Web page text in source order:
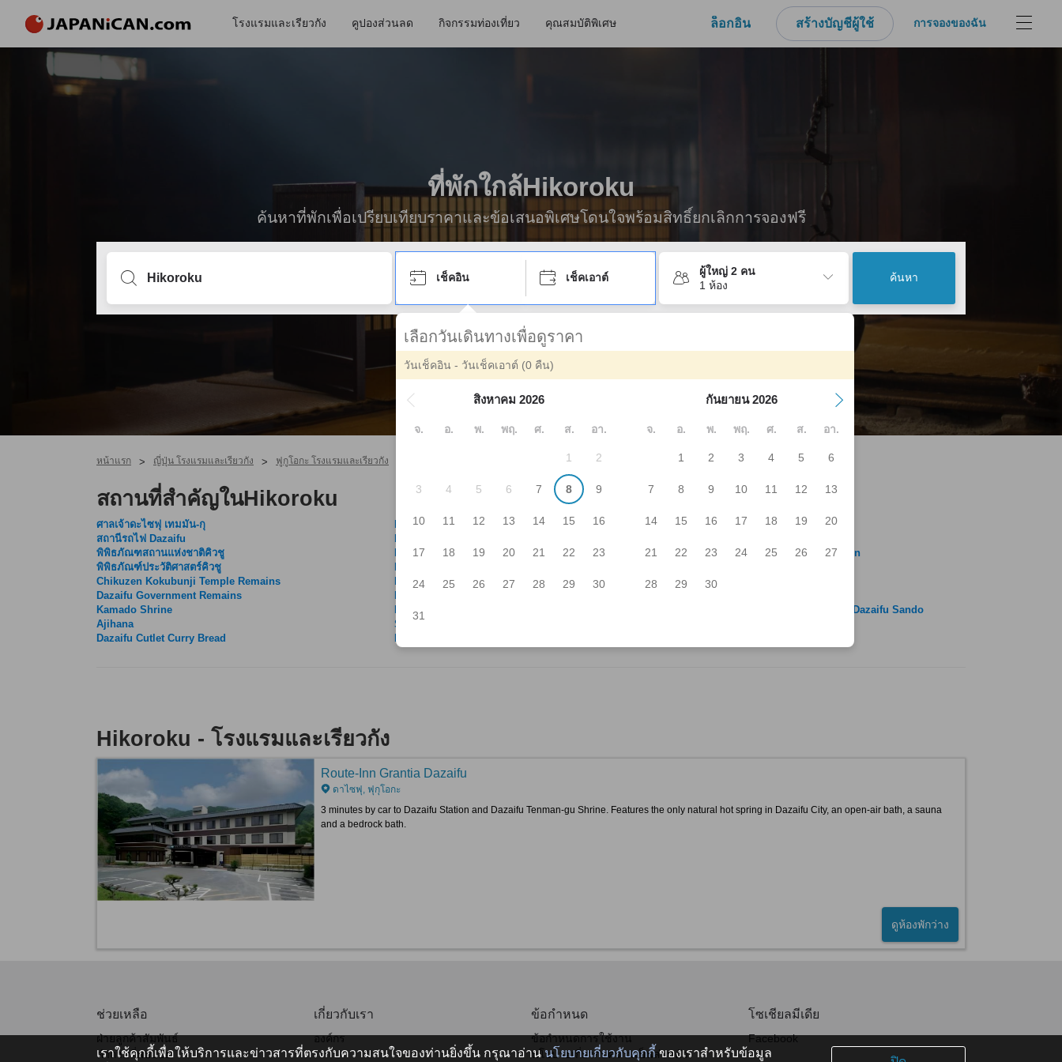
โรงแรมและเรียวกัง คูปองส่วนลด กิจกรรมท่องเที่ยว คุณสมบัติพิเศษ ล็อกอิน สร้างบัญชีผู้ใช้ การจองของฉัน
ที่พักใกล้Hikoroku
ค้นหาที่พักเพื่อเปรียบเทียบราคาและข้อเสนอพิเศษโดนใจพร้อมสิทธิ์ยกเลิกการจองฟรี
เช็คอิน เช็คเอาต์
ผู้ใหญ่ 2 คน
1 ห้อง
ค้นหา
เลือกวันเดินทางเพื่อดูราคา
วันเช็คอิน - วันเช็คเอาต์ (0 คืน)
สิงหาคม 2026
จ. อ. พ. พฤ. ศ. ส. อา.
1 2
3 4 5 6 7 8 9
10 11 12 13 14 15 16
17 18 19 20 21 22 23
24 25 26 27 28 29 30
31
กันยายน 2026
จ. อ. พ. พฤ. ศ. ส. อา.
1 2 3 4 5 6
7 8 9 10 11 12 13
14 15 16 17 18 19 20
21 22 23 24 25 26 27
28 29 30
หน้าแรก > ญี่ปุ่น โรงแรมและเรียวกัง > ฟูกูโอกะ โรงแรมและเรียวกัง Hikoroku
สถานที่สำคัญในHikoroku
ศาลเจ้าดะไซฟุ เทมมัน-กุ
สถานีรถไฟ Dazaifu
พิพิธภัณฑสถานแห่งชาติคิวชู
พิพิธภัณฑ์ประวัติศาสตร์คิวชู
Chikuzen Kokubunji Temple Remains
Dazaifu Government Remains
Kamado Shrine
Ajihana
Dazaifu Cutlet Curry Bread
Dazaifu Daimaru
Hana No Yume Kuriya Grantia Dazaifu
Kei
Kimura Seimenjo
Mangetsudo
Mochikichi, Saifu Yumesando
Ramen Danbo Saifu Ekimae
Sansai Hiyori Ochacha
Baien
Hikoroku
Junido Etoya Dazaifu Gojo Honten
Kasuriya
Omiyage Specialty Shop Ichiran Dazaifu Sando
Hikoroku - โรงแรมและเรียวกัง
Route-Inn Grantia Dazaifu
ดาไซฟุ, ฟุกุโอกะ
3 minutes by car to Dazaifu Station and Dazaifu Tenman-gu Shrine. Features the only natural hot spring in Dazaifu City, an open-air bath, a sauna
and a bedrock bath.
ดูห้องพักว่าง
ช่วยเหลือ
ฝ่ายลูกค้าสัมพันธ์
คำถามที่พบบ่อย
เกี่ยวกับเรา
องค์กร
ข้อกำหนด
ข้อกำหนดการใช้งาน
นโยบายเกี่ยวกับความเป็นส่วนตัว
โซเชียลมีเดีย
Facebook
เราใช้คุกกี้เพื่อให้บริการและข่าวสารที่ตรงกับความสนใจของท่านยิ่งขึ้น กรุณาอ่านนโยบายเกี่ยวกับคุกกี้ ของเราสำหรับข้อมูล